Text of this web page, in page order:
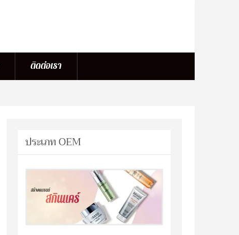
ติดต่อเรา
ประเภท OEM